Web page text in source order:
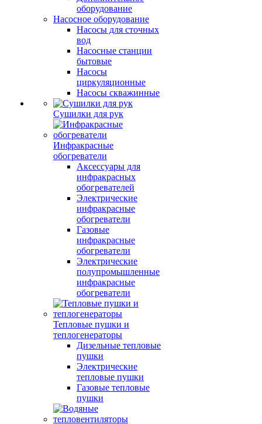
оборудование
Насосное оборудование
Насосы для сточных
вод
Насосные станции
бытовые
Насосы
циркуляционные
Насосы скважинные
Сушилки для рук
Инфракрасные
обогреватели
Аксессуары для
инфракрасных
обогревателей
Электрические
инфракрасные
обогреватели
Газовые
инфракрасные
обогреватели
Электрические
полупромышленные
инфракрасные
обогреватели
Тепловые пушки и
теплогенераторы
Дизельные тепловые
пушки
Электрические
тепловые пушки
Газовые тепловые
пушки